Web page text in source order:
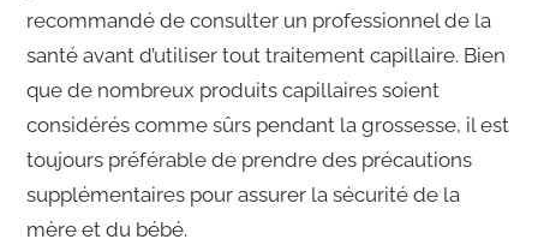
recommandé de consulter un professionnel de la
santé avant d’utiliser tout traitement capillaire. Bien
que de nombreux produits capillaires soient
considérés comme sûrs pendant la grossesse, il est
toujours préférable de prendre des précautions
supplémentaires pour assurer la sécurité de la
mère et du bébé.